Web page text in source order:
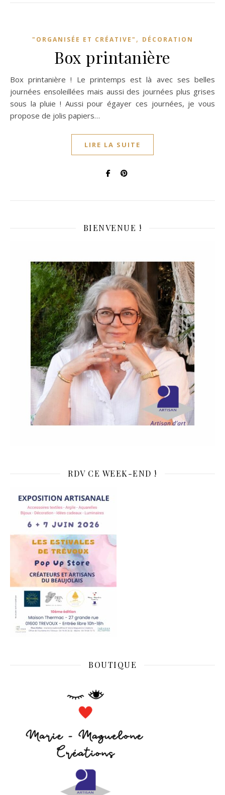
"ORGANISÉE ET CRÉATIVE" , DÉCORATION
Box printanière
Box printanière ! Le printemps est là avec ses belles
journées ensoleillées mais aussi des journées plus grises
sous la pluie ! Aussi pour égayer ces journées, je vous
propose de jolis papiers…
LIRE LA SUITE
BIENVENUE !
RDV CE WEEK-END !
BOUTIQUE